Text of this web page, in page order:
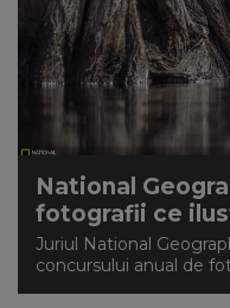
National
fotografii ce
Juriul National
concursului anual de